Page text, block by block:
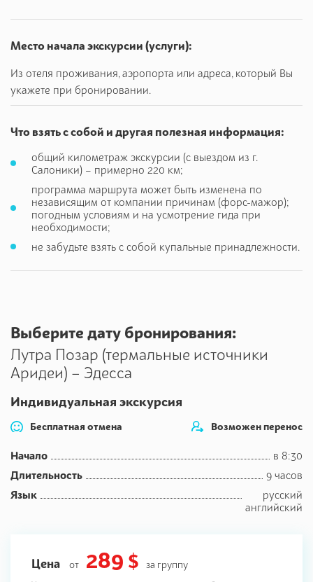
Место начала экскурсии (услуги):
Из отеля проживания, аэропорта или адреса, который Вы
укажете при бронировании.
Что взять с собой и другая полезная информация:
общий километраж экскурсии (с выездом из г.
Салоники) – примерно 220 км;
программа маршрута может быть изменена по
независящим от компании причинам (форс-мажор);
погодным условиям и на усмотрение гида при
необходимости;
не забудьте взять с собой купальные принадлежности.
Выберите дату бронирования:
Лутра Позар (термальные источники
Аридеи) – Эдесса
Индивидуальная экскурсия
Бесплатная отмена Возможен перенос
Начало
в 8:30
Длительность
9 часов
Язык
русский
английский
Цена от 289 $ за группу